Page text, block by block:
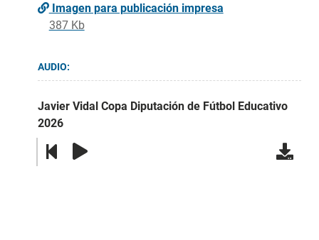
Imagen para publicación impresa
387 Kb
AUDIO:
Javier Vidal Copa Diputación de Fútbol Educativo
2026